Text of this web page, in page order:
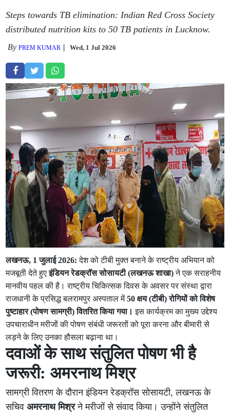
Steps towards TB elimination: Indian Red Cross Society
distributed nutrition kits to 50 TB patients in Lucknow.
ByPREM KUMAR Wed, 1 Jul 2026
लखनऊ, 1 जुलाई 2026: देश को टीबी मुक्त बनाने के राष्ट्रीय अभियान को
मजबूती देते हुएइंडियन रेडक्रॉस सोसायटी (लखनऊ शाखा)ने एक सराहनीय
मानवीय पहल की है। राष्ट्रीय चिकित्सक दिवस के अवसर पर संस्था द्वारा
राजधानी के प्रसिद्ध बलरामपुर अस्पताल में50 क्षय (टीबी) रोगियों को विशेष
पुष्टाहार (पोषण सामग्री) वितरित किया गया। इस कार्यक्रम का मुख्य उद्देश्य
उपचाराधीन मरीजों की पोषण संबंधी जरूरतों को पूरा करना और बीमारी से
लड़ने के लिए उनका हौसला बढ़ाना था।
दवाओं के साथ संतुलित पोषण भी है
जरूरी: अमरनाथ मिश्र
सामग्री वितरण के दौरान इंडियन रेडक्रॉस सोसायटी, लखनऊ के
सचिवअमरनाथ मिश्रने मरीजों से संवाद किया। उन्होंने संतुलित